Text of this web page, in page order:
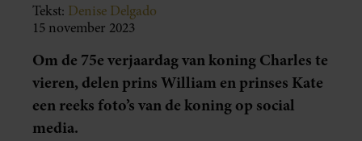
Tekst: Denise Delgado
15 november 2023
Om de 75e verjaardag van koning Charles te
vieren, delen prins William en prinses Kate
een reeks foto’s van de koning op social
media.